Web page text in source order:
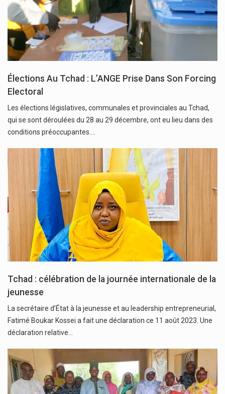
Élections Au Tchad : L’ANGE Prise Dans Son Forcing
Electoral
Les élections législatives, communales et provinciales au Tchad,
qui se sont déroulées du 28 au 29 décembre, ont eu lieu dans des
conditions préoccupantes.…
Tchad : célébration de la journée internationale de la
jeunesse
La secrétaire d’État à la jeunesse et au leadership entrepreneurial,
Fatimé Boukar Kossei a fait une déclaration ce 11 août 2023. Une
déclaration relative…